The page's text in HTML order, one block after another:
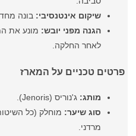
שיקום אינטנסיבי: בונה
הגנה מפני יובש: מונע את
לאחר החלקה.
פרטים טכניים על המארז
מותג: ג'נוריס (Jenoris).
סוג שיער: מוחלק (כל
מרדני.